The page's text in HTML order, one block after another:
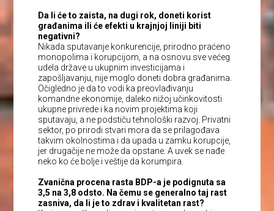
Da li će to zaista, na dugi rok, doneti korist
građanima ili će efekti u krajnjoj liniji biti
negativni?
Nikada sputavanje konkurencije, prirodno praćeno
monopolima i korupcijom, a na osnovu sve većeg
udela države u ukupnim investicijama i
zapošljavanju, nije moglo doneti dobra građanima.
Očigledno je da to vodi ka preovlađivanju
komandne ekonomije, daleko nižoj učinkovitosti
ukupne privrede i ka novim projektima koji
sputavaju, a ne podstiču tehnološki razvoj. Privatni
sektor, po prirodi stvari mora da se prilagođava
takvim okolnostima i da upada u zamku korupcije,
jer drugačije ne može da opstane. A uvek se nađe
neko ko će bolje i veštije da korumpira.
Zvanična procena rasta BDP-a je podignuta sa
3,5 na 3,8 odsto. Na čemu se generalno taj rast
zasniva, da li je to zdrav i kvalitetan rast?